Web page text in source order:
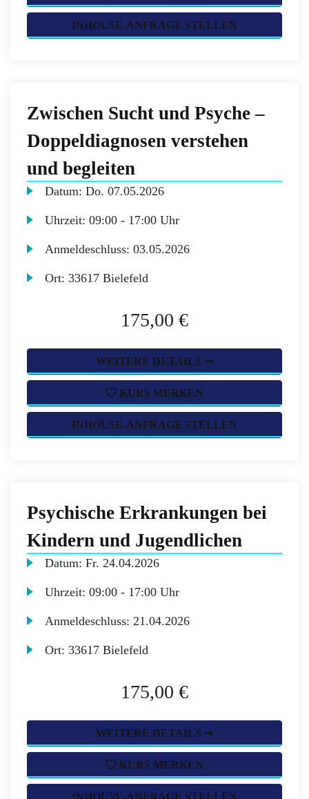
INHOUSE-ANFRAGE STELLEN
Zwischen Sucht und Psyche –
Doppeldiagnosen verstehen
und begleiten
Datum:Do. 07.05.2026
Uhrzeit:09:00 - 17:00 Uhr
Anmeldeschluss:03.05.2026
Ort:33617 Bielefeld
175,00 €
WEITERE DETAILS ➞
KURS MERKEN
INHOUSE-ANFRAGE STELLEN
Psychische Erkrankungen bei
Kindern und Jugendlichen
Datum:Fr. 24.04.2026
Uhrzeit:09:00 - 17:00 Uhr
Anmeldeschluss:21.04.2026
Ort:33617 Bielefeld
175,00 €
WEITERE DETAILS ➞
KURS MERKEN
INHOUSE-ANFRAGE STELLEN